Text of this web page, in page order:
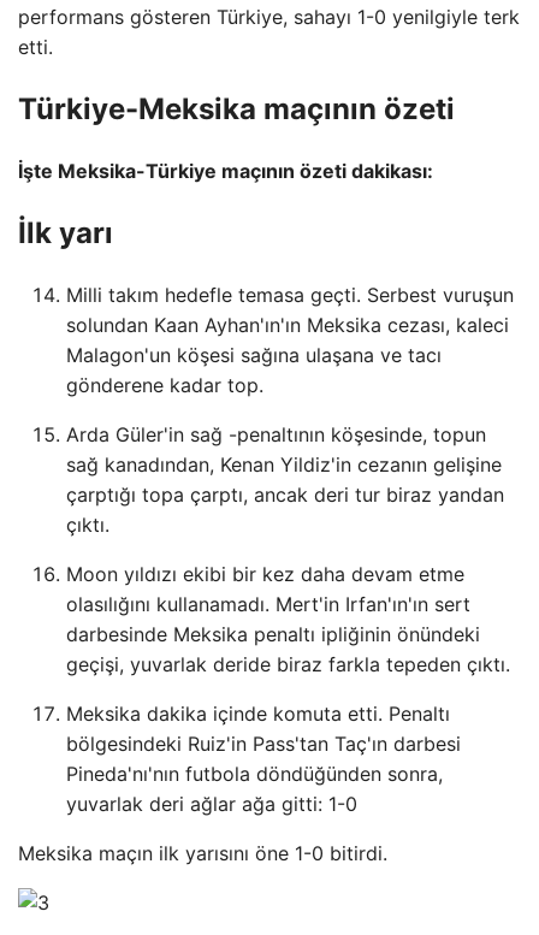
performans gösteren Türkiye, sahayı 1-0 yenilgiyle terk
etti.
Türkiye-Meksika maçının özeti
İşte Meksika-Türkiye maçının özeti dakikası:
İlk yarı
Milli takım hedefle temasa geçti. Serbest vuruşun
solundan Kaan Ayhan'ın'ın Meksika cezası, kaleci
Malagon'un köşesi sağına ulaşana ve tacı
gönderene kadar top.
Arda Güler'in sağ -penaltının köşesinde, topun
sağ kanadından, Kenan Yildiz'in cezanın gelişine
çarptığı topa çarptı, ancak deri tur biraz yandan
çıktı.
Moon yıldızı ekibi bir kez daha devam etme
olasılığını kullanamadı. Mert'in Irfan'ın'ın sert
darbesinde Meksika penaltı ipliğinin önündeki
geçişi, yuvarlak deride biraz farkla tepeden çıktı.
Meksika dakika içinde komuta etti. Penaltı
bölgesindeki Ruiz'in Pass'tan Taç'ın darbesi
Pineda'nı'nın futbola döndüğünden sonra,
yuvarlak deri ağlar ağa gitti: 1-0
Meksika maçın ilk yarısını öne 1-0 bitirdi.